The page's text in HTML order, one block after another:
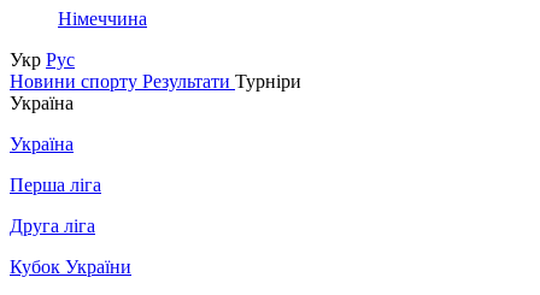
Німеччина
Укр Рус
Новини спорту Результати Турніри
Україна
Україна
Перша ліга
Друга ліга
Кубок України